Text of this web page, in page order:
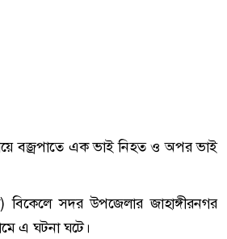
বজ্রপাতে এক ভাই নিহত ও অপর ভাই
সদর উপজেলার জাহাঙ্গীরনগর
এ ঘটনা ঘটে।